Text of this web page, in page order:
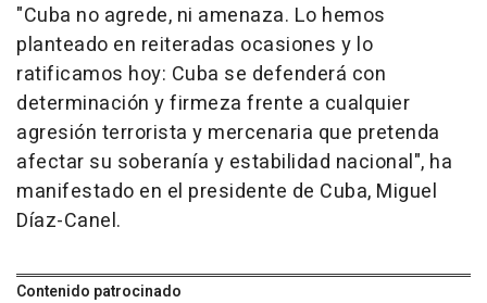
"Cuba no agrede, ni amenaza. Lo hemos
planteado en reiteradas ocasiones y lo
ratificamos hoy: Cuba se defenderá con
determinación y firmeza frente a cualquier
agresión terrorista y mercenaria que pretenda
afectar su soberanía y estabilidad nacional", ha
manifestado en el presidente de Cuba, Miguel
Díaz-Canel.
Contenido patrocinado